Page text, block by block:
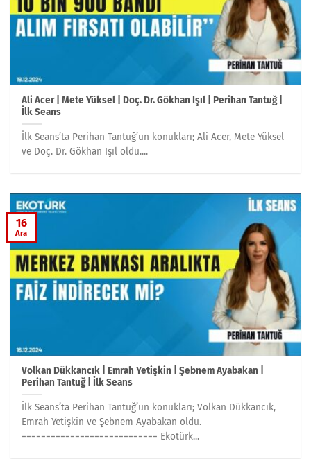
Ali Acer | Mete Yüksel | Doç. Dr. Gökhan Işıl | Perihan Tantuğ |
İlk Seans
İlk Seans’ta Perihan Tantuğ’un konukları; Ali Acer, Mete Yüksel
ve Doç. Dr. Gökhan Işıl oldu....
Volkan Dükkancık | Emrah Yetişkin | Şebnem Ayabakan |
Perihan Tantuğ | İlk Seans
İlk Seans’ta Perihan Tantuğ’un konukları; Volkan Dükkancık,
Emrah Yetişkin ve Şebnem Ayabakan oldu.
============================ Ekotürk...
16
Ara